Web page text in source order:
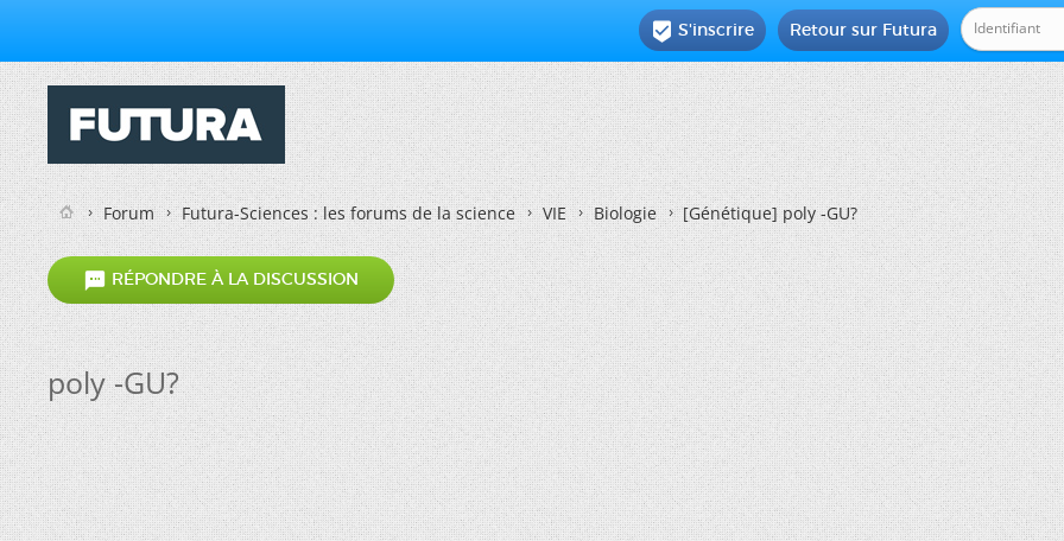
Retour sur Futura
 S'inscrire
Forum Futura-Sciences : les forums de la science VIE Biologie [Génétique]poly -GU?
 RÉPONDRE À LA DISCUSSION
poly -GU?